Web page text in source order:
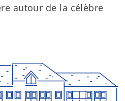
autour de la célèbre